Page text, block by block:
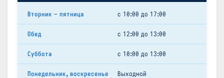
Вторник – пятница с 10:00 до 17:00
Обед с 12:00 до 13:00
Суббота с 10:00 до 13:00
Понедельник, воскресенье Выходной